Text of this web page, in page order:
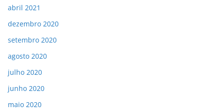
abril 2021
dezembro 2020
setembro 2020
agosto 2020
julho 2020
junho 2020
maio 2020